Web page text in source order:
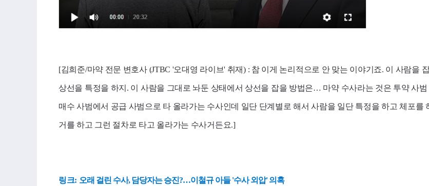
[김희준/마약 전문 변호사 (JTBC '오대영 라이브' 취재) : 참 이게 논리적으로 안 맞는 이야기죠. 이 사람을
상선을 특정을 하지. 이 사람을 그대로 놔둔 상태에서 상선을 잡을 방법은… 마약 수사라는 것은 투약 사범
매수 사범에서 공급 사범으로 타 올라가는 수사인데 일단 단계별로 해서 사람을 일단 특정을 하고 체포를
거를 하고 그런 절차로 타고 올라가는 수사거든요.]
링크: 오래 걸린 수사, 담당자는 승진?…이철규 아들 '수사 외압' 의혹